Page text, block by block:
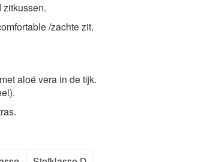
/zachte zit.
aloé vera in de tijk.